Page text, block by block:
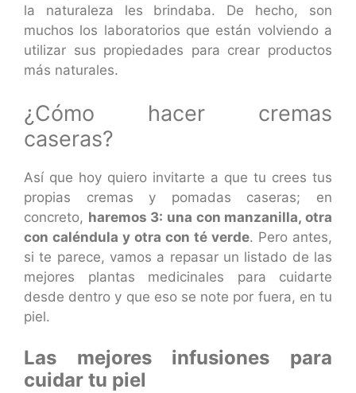
la naturaleza les brindaba. De hecho, son
muchos los laboratorios que están volviendo a
utilizar sus propiedades para crear productos
más naturales.
¿Cómo hacer cremas
caseras?
Así que hoy quiero invitarte a que tu crees tus
propias cremas y pomadas caseras; en
concreto, haremos 3: una con manzanilla, otra
con caléndula y otra con té verde. Pero antes,
si te parece, vamos a repasar un listado de las
mejores plantas medicinales para cuidarte
desde dentro y que eso se note por fuera, en tu
piel.
Las mejores infusiones para
cuidar tu piel